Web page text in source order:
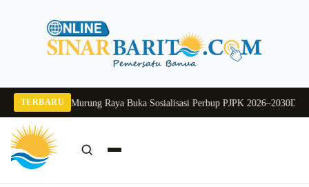
TERBARU
Pj Sekda Murung Raya Buka Sosialisasi Perbup PJPK 2026–2030Dukung